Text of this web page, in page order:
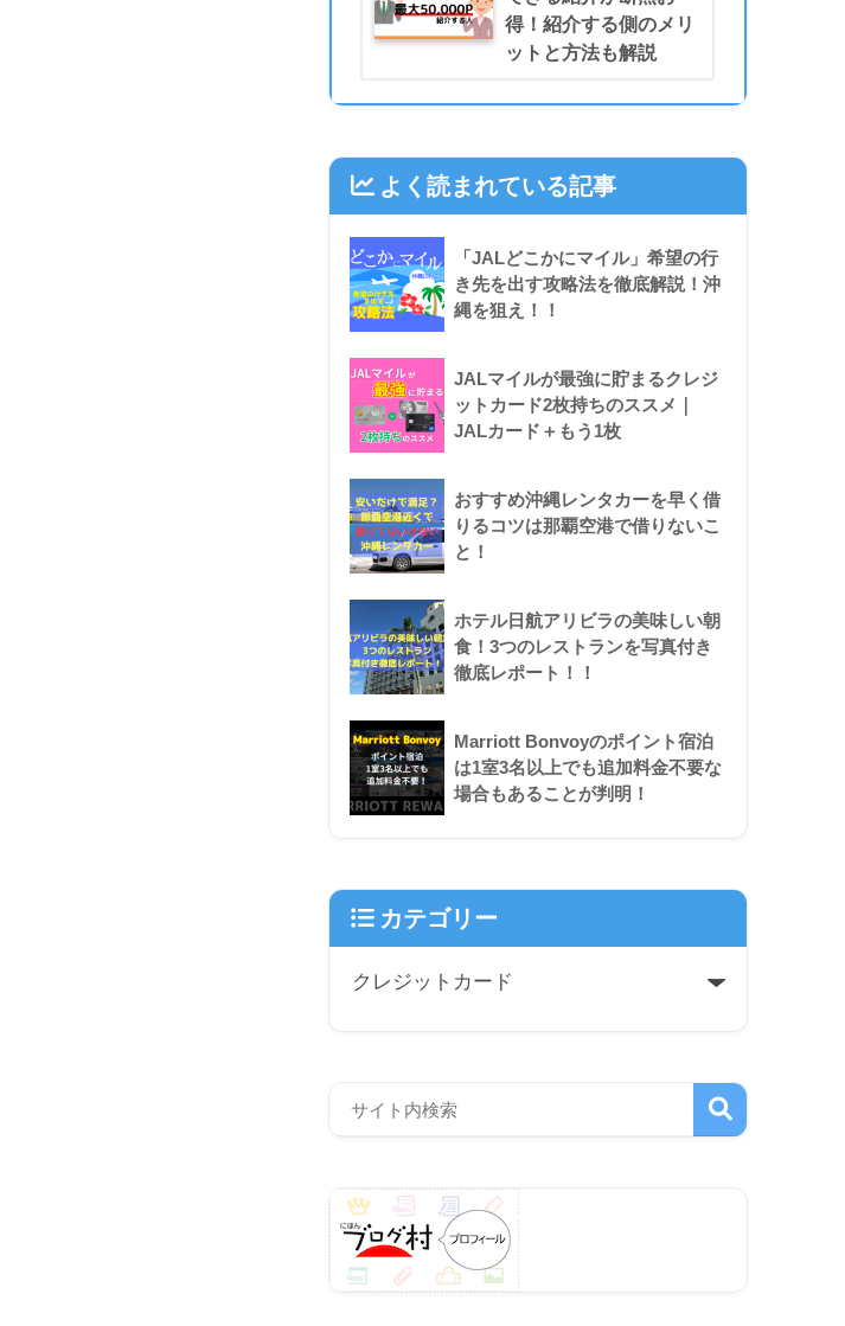
得！紹介する側のメリ
ットと方法も解説
よく読まれている記事
「JALどこかにマイル」希望の行
き先を出す攻略法を徹底解説！沖
縄を狙え！！
JALマイルが最強に貯まるクレジ
ットカード2枚持ちのススメ｜
JALカード＋もう1枚
おすすめ沖縄レンタカーを早く借
りるコツは那覇空港で借りないこ
と！
ホテル日航アリビラの美味しい朝
食！3つのレストランを写真付き
徹底レポート！！
Marriott Bonvoyのポイント宿泊
は1室3名以上でも追加料金不要な
場合もあることが判明！
カテゴリー